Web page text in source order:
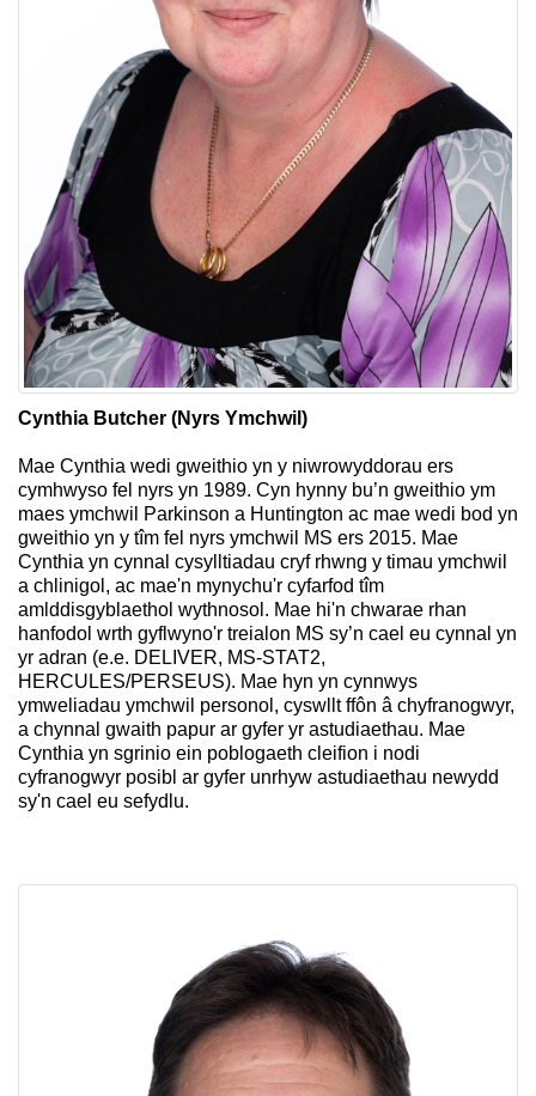
Cynthia Butcher (Nyrs Ymchwil)
Mae Cynthia wedi gweithio yn y niwrowyddorau ers
cymhwyso fel nyrs yn 1989. Cyn hynny bu’n gweithio ym
maes ymchwil Parkinson a Huntington ac mae wedi bod yn
gweithio yn y tîm fel nyrs ymchwil MS ers 2015. Mae
Cynthia yn cynnal cysylltiadau cryf rhwng y timau ymchwil
a chlinigol, ac mae'n mynychu'r cyfarfod tîm
amlddisgyblaethol wythnosol. Mae hi'n chwarae rhan
hanfodol wrth gyflwyno'r treialon MS sy’n cael eu cynnal yn
yr adran (e.e. DELIVER, MS-STAT2,
HERCULES/PERSEUS). Mae hyn yn cynnwys
ymweliadau ymchwil personol, cyswllt ffôn â chyfranogwyr,
a chynnal gwaith papur ar gyfer yr astudiaethau. Mae
Cynthia yn sgrinio ein poblogaeth cleifion i nodi
cyfranogwyr posibl ar gyfer unrhyw astudiaethau newydd
sy'n cael eu sefydlu.